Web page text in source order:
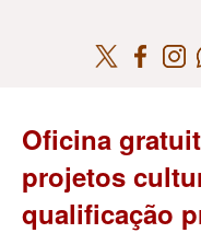
Oficina
projetos
qualificação